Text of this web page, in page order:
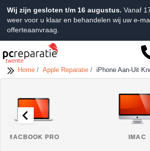
Wij zijn gesloten t/m 16 augustus. Vanaf
weer voor u klaar en behandelen wij uw e-
offerteaanvraag.
Home / Apple Reparatie / iPhone Aan-Uit